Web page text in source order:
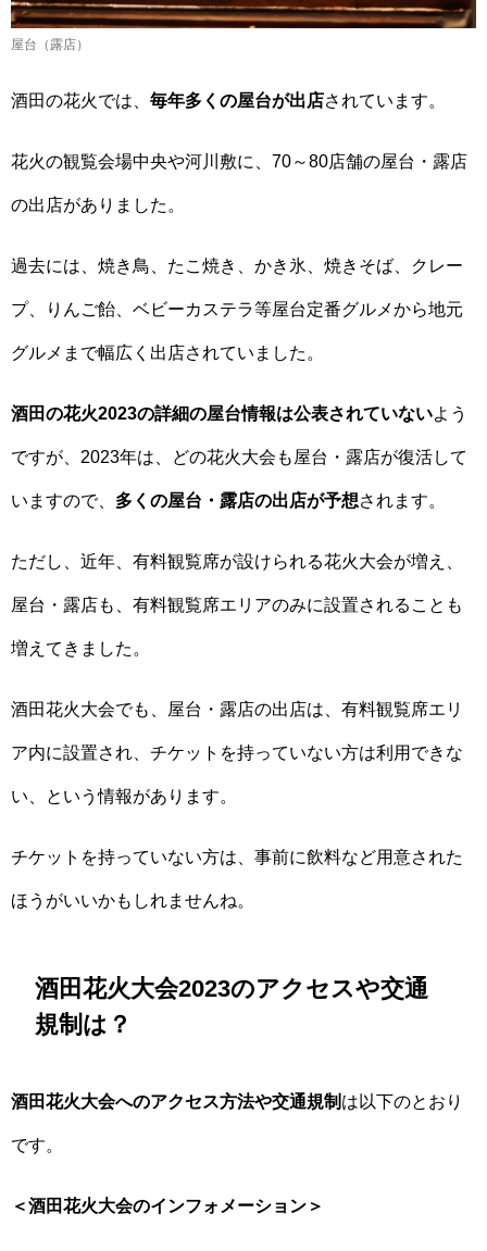
屋台（露店）
酒田の花火では、 毎年多くの屋台が出店されています。
花火の観覧会場中央や河川敷に、70～80店舗の屋台・露店
の出店がありました。
過去には、焼き鳥、たこ焼き、かき氷、焼きそば、クレー
プ、りんご飴、ベビーカステラ等屋台定番グルメから地元
グルメまで幅広く出店されていました。
酒田の花火2023の詳細の屋台情報は公表されていないよう
ですが、2023年は、どの花火大会も屋台・露店が復活して
いますので、 多くの屋台・露店の出店が予想されます。
ただし、近年、有料観覧席が設けられる花火大会が増え、
屋台・露店も、有料観覧席エリアのみに設置されることも
増えてきました。
酒田花火大会でも、屋台・露店の出店は、有料観覧席エリ
ア内に設置され、チケットを持っていない方は利用できな
い、という情報があります。
チケットを持っていない方は、事前に飲料など用意された
ほうがいいかもしれませんね。
酒田花火大会2023のアクセスや交通
規制は？
酒田花火大会へのアクセス方法や交通規制 は以下のとおり
です。
＜酒田花火大会のインフォメーション＞